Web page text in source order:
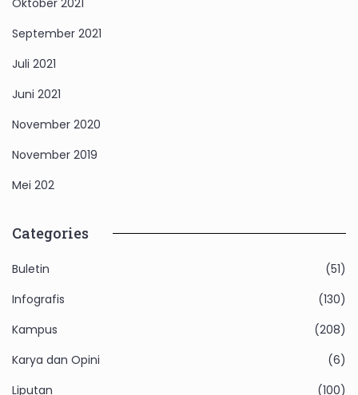
Oktober 2021
September 2021
Juli 2021
Juni 2021
November 2020
November 2019
Mei 202
Categories
Buletin
(51)
Infografis
(130)
Kampus
(208)
Karya dan Opini
(6)
Liputan
(100)